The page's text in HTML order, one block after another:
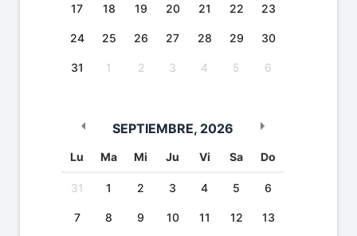
17 18 19 20 21 22 23
24 25 26 27 28 29 30
31 1 2 3 4 5 6
SEPTIEMBRE, 2026
Lu Ma Mi Ju Vi Sa Do
31 1 2 3 4 5 6
7 8 9 10 11 12 13